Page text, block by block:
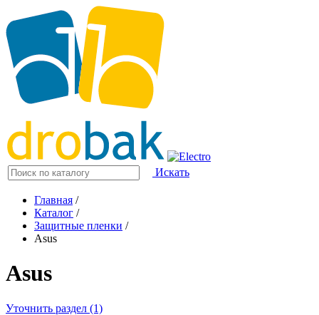
Искать
Главная /
Каталог /
Защитные пленки /
Asus
Asus
Уточнить раздел (1)